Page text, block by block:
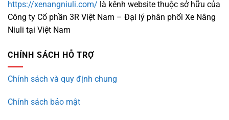
https://xenangniuli.com/ là kênh website thuộc sở hữu của
Công ty Cổ phần 3R Việt Nam – Đại lý phân phối Xe Nâng
Niuli tại Việt Nam
CHÍNH SÁCH HỖ TRỢ
Chính sách và quy định chung
Chính sách bảo mật